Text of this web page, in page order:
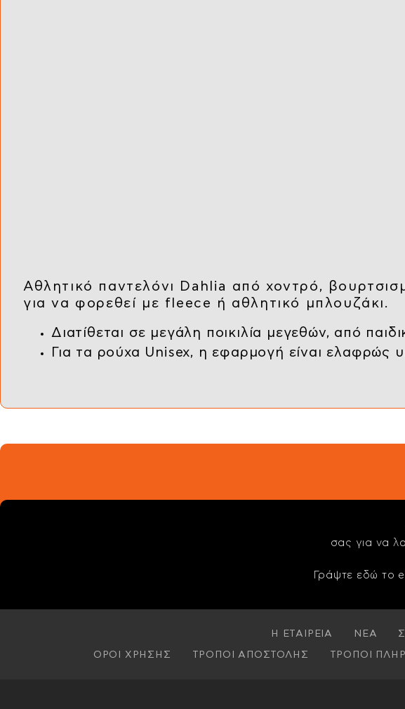
Αθλητικό παντελόνι Dahlia από χοντρό,
για να φορεθεί με fleece ή αθλητικό μπλουζάκι.
Διατίθεται σε μεγάλη ποικιλία μεγεθών, από
Για τα ρούχα Unisex, η εφαρμογή είναι ελαφρώς
σας για να
Γράψτε εδώ το
Η ΕΤΑΙΡΕΙΑ ΝΕΑ
ΟΡΟΙ ΧΡΗΣΗΣ ΤΡΟΠΟΙ ΑΠΟΣΤΟΛΗΣ ΤΡΟΠΟΙ